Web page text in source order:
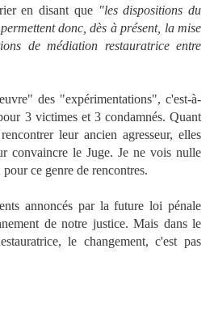
en disant que "les dispositions du
donc, dès à présent, la mise
de médiation restauratrice entre
des "expérimentations", c'est-à-
3 victimes et 3 condamnés. Quant
leur ancien agresseur, elles
convaincre le Juge. Je ne vois nulle
ce genre de rencontres.
annoncés par la future loi pénale
de notre justice. Mais dans le
le changement, c'est pas